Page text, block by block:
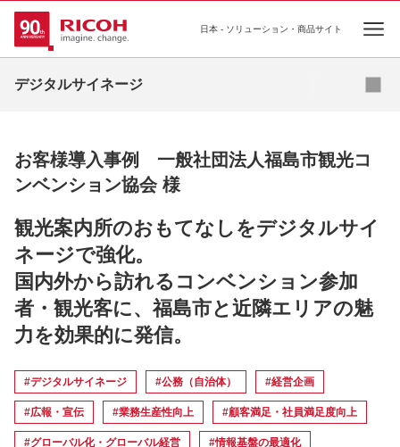
日本 - ソリューション・商品サイト
デジタルサイネージ
お役立ちコラム
活用シーン
商品・サービス一覧
関連情報
お客様導入事例 一般社団法人福島市観光コ
ンベンション協会 様
観光案内所のおもてなしをデジタルサイ
ネージで強化。
国内外から訪れるコンベンション参加
者・観光客に、福島市と近隣エリアの魅
力を効果的に発信。
#デジタルサイネージ #公務（自治体） #経営企画
#広報・宣伝 #業務生産性向上 #顧客満足・社員満足度向上
#グローバル化・グローバル経営 #情報基盤の最適化